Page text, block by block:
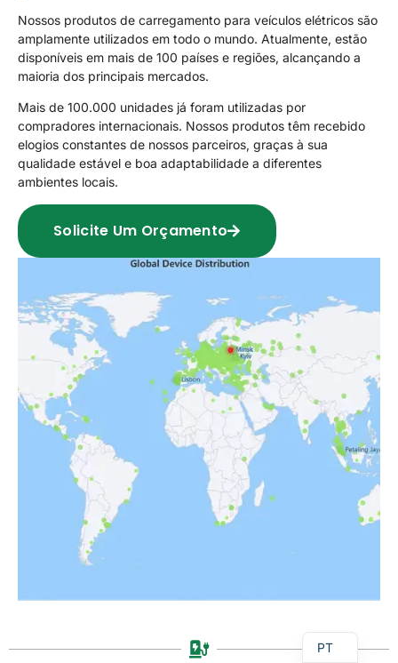
Nossos produtos de carregamento para veículos elétricos são
amplamente utilizados em todo o mundo. Atualmente, estão
disponíveis em mais de 100 países e regiões, alcançando a
maioria dos principais mercados.
Mais de 100.000 unidades já foram utilizadas por
compradores internacionais. Nossos produtos têm recebido
elogios constantes de nossos parceiros, graças à sua
qualidade estável e boa adaptabilidade a diferentes
ambientes locais.
Solicite Um Orçamento
PT